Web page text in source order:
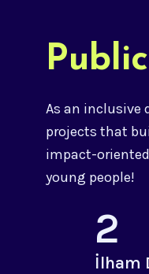
As an inclusive
projects that
impact-
young people!
2
İlham